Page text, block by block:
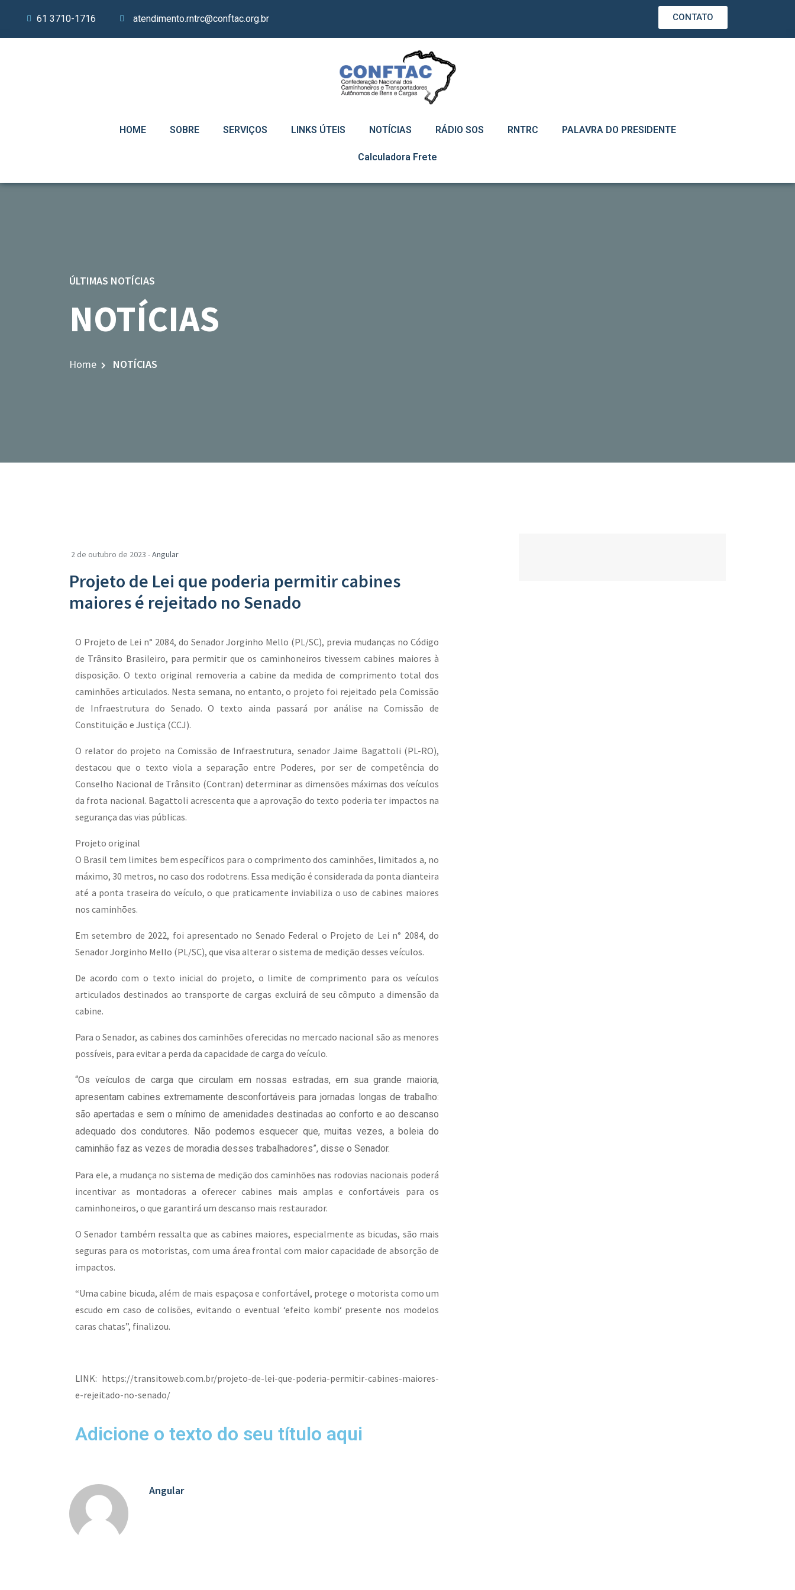
61 3710-1716 atendimento.rntrc@conftac.org.br CONTATO
HOME SOBRE SERVIÇOS LINKS ÚTEIS NOTÍCIAS RÁDIO SOS RNTRC PALAVRA DO PRESIDENTE
Calculadora Frete
ÚLTIMAS NOTÍCIAS
NOTÍCIAS
Home NOTÍCIAS
2 de outubro de 2023 -Angular
Projeto de Lei que poderia permitir cabines
maiores é rejeitado no Senado
O Projeto de Lei n° 2084, do Senador Jorginho Mello (PL/SC), previa mudanças no Código
de Trânsito Brasileiro, para permitir que os caminhoneiros tivessem cabines maiores à
disposição. O texto original removeria a cabine da medida de comprimento total dos
caminhões articulados. Nesta semana, no entanto, o projeto foi rejeitado pela Comissão
de Infraestrutura do Senado. O texto ainda passará por análise na Comissão de
Constituição e Justiça (CCJ).
O relator do projeto na Comissão de Infraestrutura, senador Jaime Bagattoli (PL-RO),
destacou que o texto viola a separação entre Poderes, por ser de competência do
Conselho Nacional de Trânsito (Contran) determinar as dimensões máximas dos veículos
da frota nacional. Bagattoli acrescenta que a aprovação do texto poderia ter impactos na
segurança das vias públicas.
Projeto original
O Brasil tem limites bem específicos para o comprimento dos caminhões, limitados a, no
máximo, 30 metros, no caso dos rodotrens. Essa medição é considerada da ponta dianteira
até a ponta traseira do veículo, o que praticamente inviabiliza o uso de cabines maiores
nos caminhões.
Em setembro de 2022, foi apresentado no Senado Federal o Projeto de Lei n° 2084, do
Senador Jorginho Mello (PL/SC), que visa alterar o sistema de medição desses veículos.
De acordo com o texto inicial do projeto, o limite de comprimento para os veículos
articulados destinados ao transporte de cargas excluirá de seu cômputo a dimensão da
cabine.
Para o Senador, as cabines dos caminhões oferecidas no mercado nacional são as menores
possíveis, para evitar a perda da capacidade de carga do veículo.
“Os veículos de carga que circulam em nossas estradas, em sua grande maioria,
apresentam cabines extremamente desconfortáveis para jornadas longas de trabalho:
são apertadas e sem o mínimo de amenidades destinadas ao conforto e ao descanso
adequado dos condutores. Não podemos esquecer que, muitas vezes, a boleia do
caminhão faz as vezes de moradia desses trabalhadores”, disse o Senador.
Para ele, a mudança no sistema de medição dos caminhões nas rodovias nacionais poderá
incentivar as montadoras a oferecer cabines mais amplas e confortáveis para os
caminhoneiros, o que garantirá um descanso mais restaurador.
O Senador também ressalta que as cabines maiores, especialmente as bicudas, são mais
seguras para os motoristas, com uma área frontal com maior capacidade de absorção de
impactos.
“Uma cabine bicuda, além de mais espaçosa e confortável, protege o motorista como um
escudo em caso de colisões, evitando o eventual ‘efeito kombi‘ presente nos modelos
caras chatas”, finalizou.
LINK: https://transitoweb.com.br/projeto-de-lei-que-poderia-permitir-cabines-maiores-
e-rejeitado-no-senado/
Adicione o texto do seu título aqui
Angular